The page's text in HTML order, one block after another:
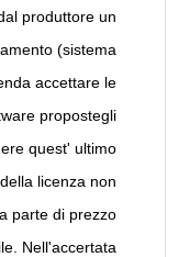
produttore un
(sistema
accettare le
propostegli
quest' ultimo
licenza non
parte di prezzo
Nell'accertata